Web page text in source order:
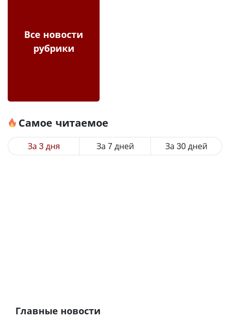
Все новости
рубрики
Самое читаемое
За 3 дня За 7 дней За 30 дней
Главные новости